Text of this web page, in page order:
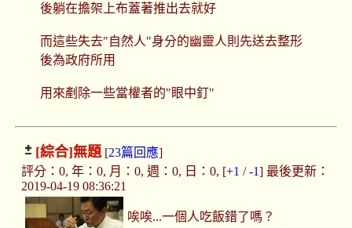
後躺在擔架上布蓋著推出去就好
而這些失去"自然人"身分的幽靈人則先送去整形
後為政府所用
用來剷除一些當權者的"眼中釘"
[綜合]無題[23篇回應]
評分：0, 年：0, 月：0, 週：0, 日：0, [+1 /-1] 最後更新：
2019-04-19 08:36:21
唉唉...一個人吃飯錯了嗎？